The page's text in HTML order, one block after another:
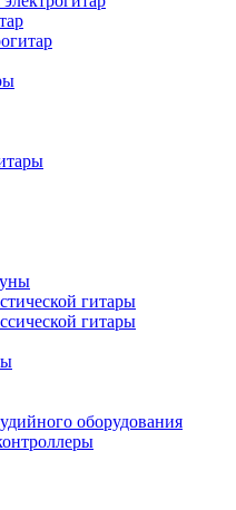
гитары
гитары
оборудования